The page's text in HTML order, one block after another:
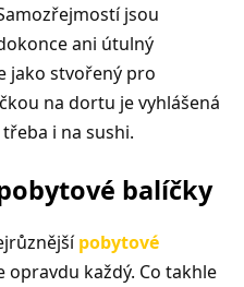
jsou
ani útulný
jako stvořený pro
na dortu je vyhlášená
i na sushi.
balíčky
pobytové
opravdu každý. Co takhle